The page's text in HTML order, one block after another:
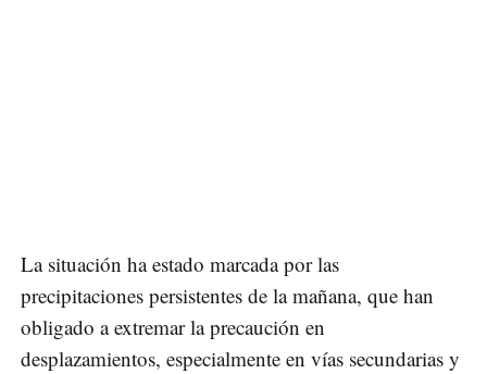
La situación ha estado marcada por las
precipitaciones persistentes de la mañana, que han
obligado a extremar la precaución en
desplazamientos, especialmente en vías secundarias y